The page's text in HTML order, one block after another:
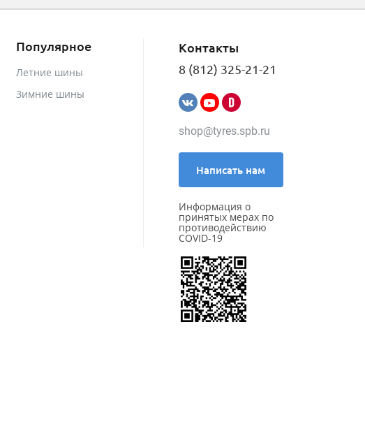
ROADX (by Sailun)
Популярное
Летние шины
Зимние шины
Контакты
8 (812) 325-21-21
shop@tyres.spb.ru
Написать нам
Информация о
принятых мерах по
противодействию
COVID-19